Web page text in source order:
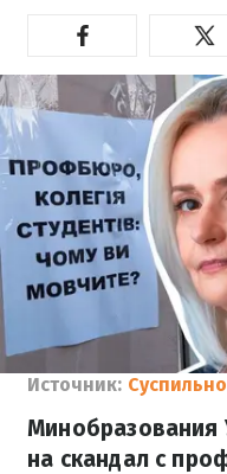
Источник:
Минобразования
на скандал с